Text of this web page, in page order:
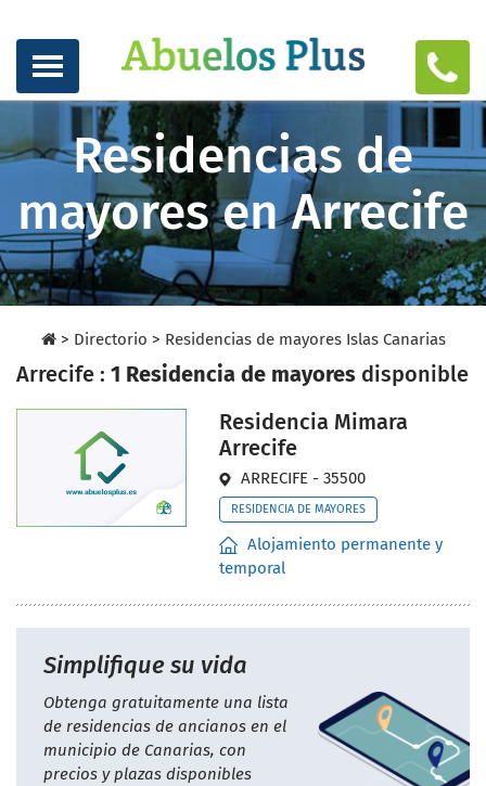
Residencias de
mayores en Arrecife
> Directorio > Residencias de mayores Islas Canarias
Arrecife : 1 Residencia de mayores disponible
Residencia Mimara
Arrecife
ARRECIFE - 35500
RESIDENCIA DE MAYORES
Alojamiento permanente y
temporal
Simplifique su vida
Obtenga gratuitamente una lista
de residencias de ancianos en el
municipio de Canarias, con
precios y plazas disponibles